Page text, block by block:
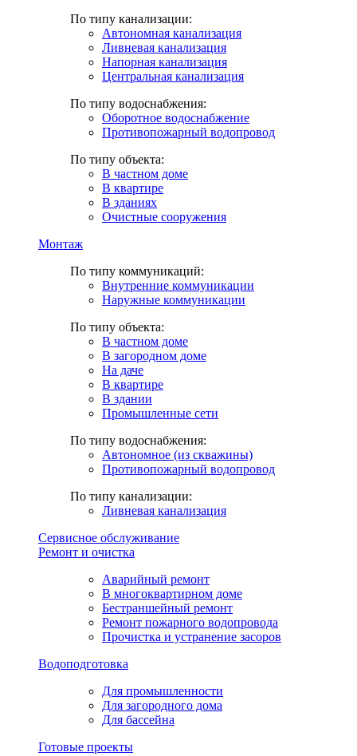
По типу канализации:
Автономная канализация
Ливневая канализация
Напорная канализация
Центральная канализация
По типу водоснабжения:
Оборотное водоснабжение
Противопожарный водопровод
По типу объекта:
В частном доме
В квартире
В зданиях
Очистные сооружения
Монтаж
По типу коммуникаций:
Внутренние коммуникации
Наружные коммуникации
По типу объекта:
В частном доме
В загородном доме
На даче
В квартире
В здании
Промышленные сети
По типу водоснабжения:
Автономное (из скважины)
Противопожарный водопровод
По типу канализации:
Ливневая канализация
Сервисное обслуживание
Ремонт и очистка
Аварийный ремонт
В многоквартирном доме
Бестраншейный ремонт
Ремонт пожарного водопровода
Прочистка и устранение засоров
Водоподготовка
Для промышленности
Для загородного дома
Для бассейна
Готовые проекты